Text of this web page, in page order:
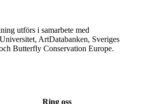
utförs i samarbete med
ArtDatabanken, Sveriges
Butterfly Conservation Europe.
Ring oss